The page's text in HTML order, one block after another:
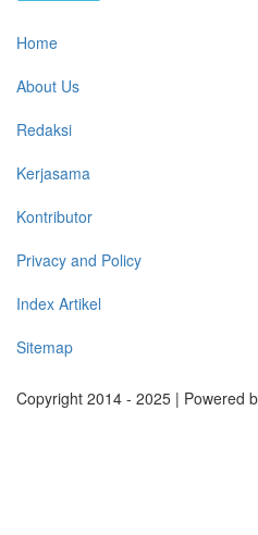
Home
About Us
Redaksi
Kerjasama
Kontributor
Privacy and Policy
Index Artikel
Sitemap
Copyright 2014 - 2025 | Powered